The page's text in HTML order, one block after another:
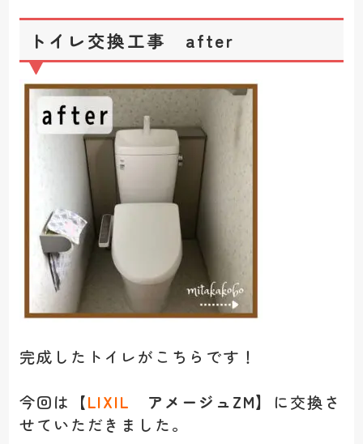
トイレ交換工事 after
完成したトイレがこちらです！
今回は【LIXIL アメージュZM】
に交換さ
せていただきました。